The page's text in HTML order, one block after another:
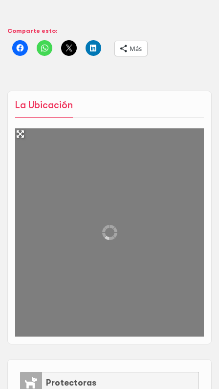
La Ubicación
Protectoras
Comparte esto:
Más